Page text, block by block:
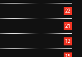
22
21
12